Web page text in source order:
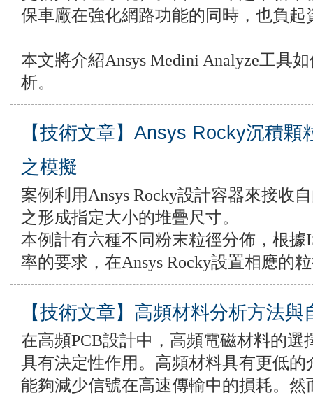
保車廠在強化網路功能的同時，也負起
本文將介紹Ansys Medini Analyze工具
析。
【技術文章】Ansys Rocky沉積
之模擬
案例利用Ansys Rocky設計容器來接收
之形成指定大小的堆疊尺寸。
本例計有六種不同粉末粒徑分佈，根據
率的要求，在Ansys Rocky設置相應的
【技術文章】高頻材料分析方法
在高頻PCB設計中，高頻電磁材料的選
具有決定性作用。高頻材料具有更低
能夠減少信號在高速傳輸中的損耗。